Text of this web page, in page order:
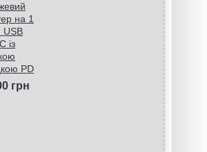
на 1
USB
із
PD
грн